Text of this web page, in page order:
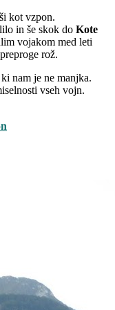
kot vzpon.
in še skok do Kote
vojakom med leti
rož.
nam je ne manjka.
vseh vojn.